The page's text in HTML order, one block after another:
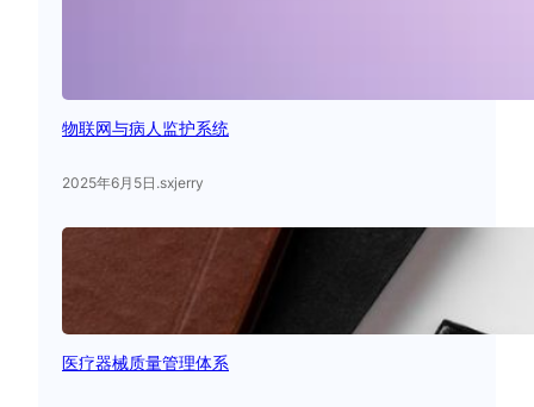
物联网与病人监护系统
2025年6月5日 .sxjerry
医疗器械质量管理体系